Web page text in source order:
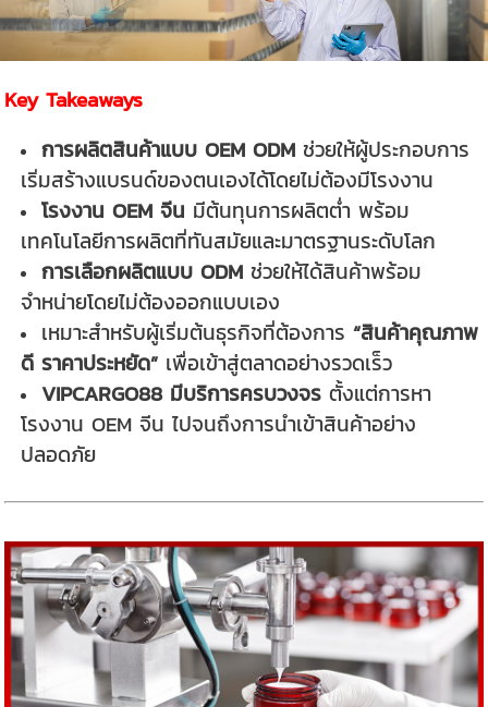
Key Takeaways
การผลิตสินค้าแบบ OEM ODM ช่วยให้ผู้ประกอบการ
เริ่มสร้างแบรนด์ของตนเองได้โดยไม่ต้องมีโรงงาน
โรงงาน OEM จีน มีต้นทุนการผลิตต่ำ พร้อม
เทคโนโลยีการผลิตที่ทันสมัยและมาตรฐานระดับโลก
การเลือกผลิตแบบ ODM ช่วยให้ได้สินค้าพร้อม
จำหน่ายโดยไม่ต้องออกแบบเอง
เหมาะสำหรับผู้เริ่มต้นธุรกิจที่ต้องการ“สินค้าคุณภาพ
ดี ราคาประหยัด” เพื่อเข้าสู่ตลาดอย่างรวดเร็ว
VIPCARGO88 มีบริการครบวงจร ตั้งแต่การหา
โรงงาน OEM จีน ไปจนถึงการนำเข้าสินค้าอย่าง
ปลอดภัย